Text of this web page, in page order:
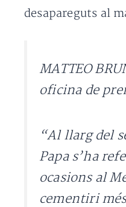
desapareguts al
MATTEO
oficina de
“Al llarg del
Papa s’ha
ocasions al
cementiri